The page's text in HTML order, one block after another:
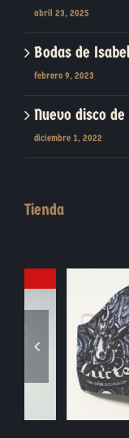
abril 23, 2025
Bodas de
febrero 9, 2023
Nuevo disco
diciembre 1, 2022
Tienda
Blasón